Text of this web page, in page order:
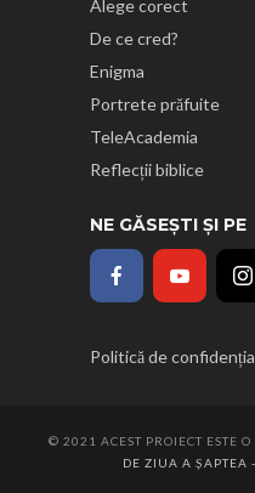
Alege corect
De ce cred?
Enigma
Portrete prăfuite
TeleAcademia
Reflecții biblice
NE GĂSEȘTI ȘI PE
Politică de
© 2021 ACEST PROIECT ESTE
DE ZIUA A ȘAPTEA